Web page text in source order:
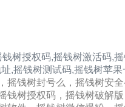
钱树授权码,摇钱树激活码,
,摇钱树测试码,摇钱树苹果
摇钱树封号么，摇钱树安
钱树授权码，摇钱树破解